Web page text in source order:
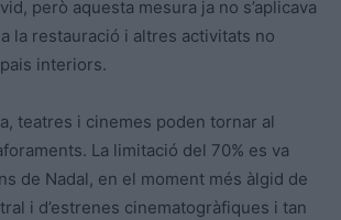
però aquesta mesura ja no s’aplicava
la restauració i altres activitats no
interiors.
teatres i cinemes poden tornar al
La limitació del 70% es va
de Nadal, en el moment més àlgid de
i d’estrenes cinematogràfiques i tan